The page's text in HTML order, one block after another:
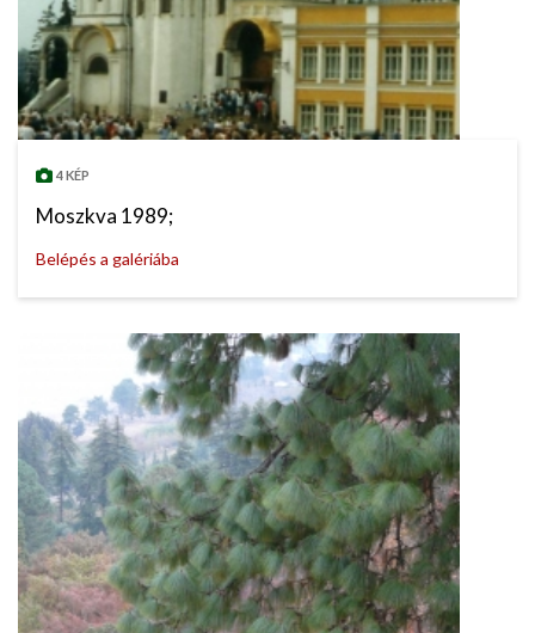
4 KÉP
Moszkva 1989;
Belépés a galériába